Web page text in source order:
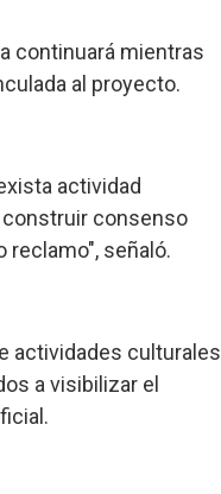
continuará mientras
al proyecto.
actividad
construir consenso
reclamo", señaló.
actividades culturales
a visibilizar el